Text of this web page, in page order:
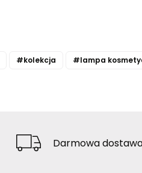
#kolekcja #lampa
Darmowa